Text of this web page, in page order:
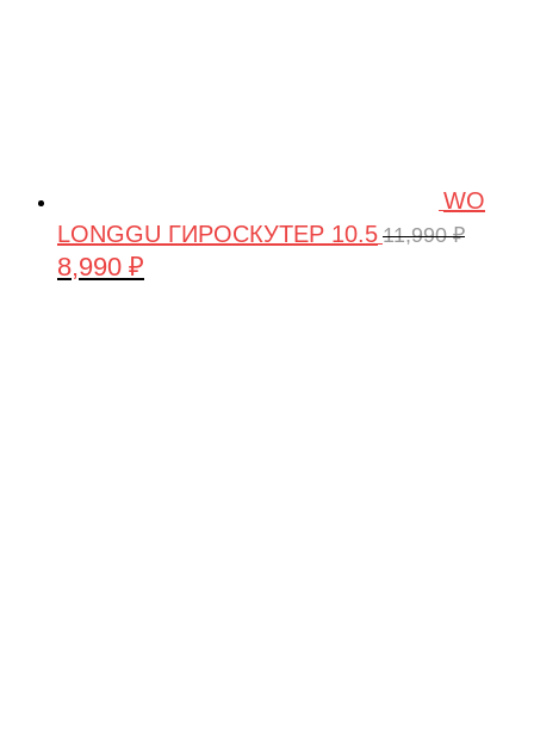
WO
LONGGU ГИРОСКУТЕР 10.5 11,990₽
Первоначальная
8,990 ₽